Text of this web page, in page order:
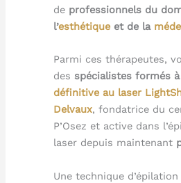
de professionnels du
l’esthétique et de la
Parmi ces thérapeutes,
des spécialistes formés à
définitive au laser
Delvaux, fondatrice du
P’Osez et active dans
laser depuis maintenant
Une technique